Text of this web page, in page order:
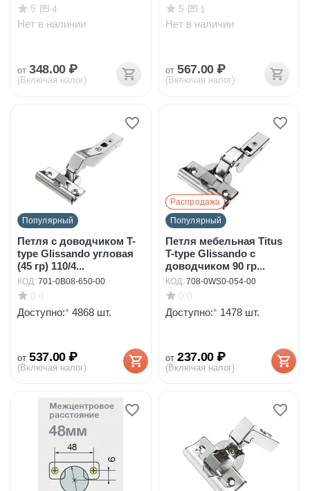
5 4
Нет в наличии
от 348.00 ₽
(Включая налог)
5 1
Нет в наличии
от 567.00 ₽
(Включая налог)
Популярный
Петля с доводчиком T-
type Glissando угловая
(45 гр) 110/4...
КОД: 701-0B08-650-00
0.0
Доступно:* 4868 шт.
от 537.00 ₽
(Включая налог)
Распродажа
Популярный
Петля мебельная Titus
T-type Glissando с
доводчиком 90 гр...
КОД: 708-0WS0-054-00
0.0
Доступно:* 1478 шт.
от 237.00 ₽
(Включая налог)